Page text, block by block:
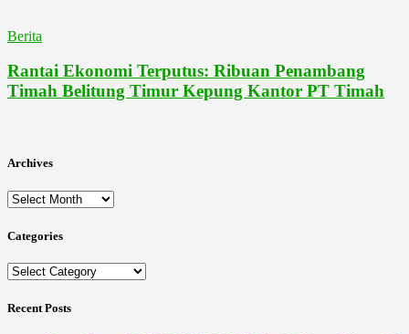
Berita
Rantai Ekonomi Terputus: Ribuan Penambang
Timah Belitung Timur Kepung Kantor PT Timah
Archives
Archives
Categories
Categories
Recent Posts